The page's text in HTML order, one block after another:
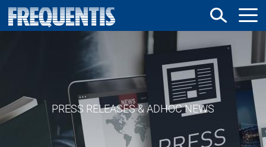
Direkt
zum
Inhalt
PRESS RELEASES & ADHOC NEWS